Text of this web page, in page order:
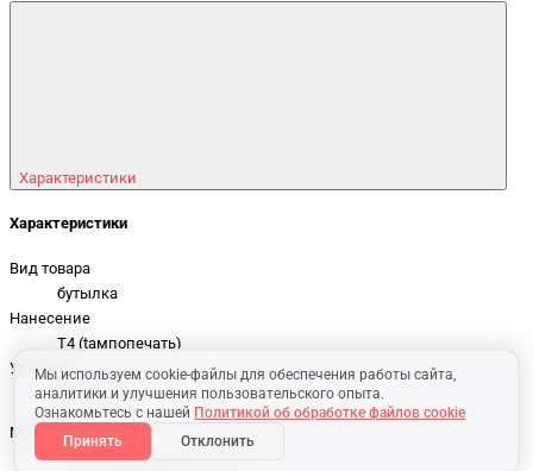
Мы используем cookie-файлы для обеспечения работы сайта,
аналитики и улучшения пользовательского опыта.
Ознакомьтесь с нашей Политикой об обработке файлов cookie
Принять
Отклонить
Характеристики
Характеристики
Вид товара
бутылка
Нанесение
T4 (tампопечать)
Упаковка
Не указана
Материал
RPET, нержавеющая сталь